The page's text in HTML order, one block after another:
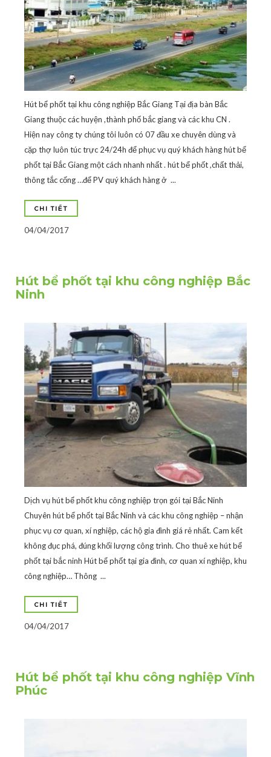
Hút bể phốt tại khu công nghiệp Bắc Giang Tại địa bàn Bắc
Giang thuộc các huyện ,thành phố bắc giang và các khu CN .
Hiện nay công ty chúng tôi luôn có 07 đầu xe chuyên dùng và
cặp thợ luôn túc trực 24/24h để phục vụ quý khách hàng hút bể
phốt tại Bắc Giang một cách nhanh nhất . hút bể phốt ,chất thải,
thông tắc cống …để PV quý khách hàng ở ...
CHI TIẾT
04/04/2017
Hút bể phốt tại khu công nghiệp Bắc
Ninh
Dịch vụ hút bể phốt khu công nghiệp trọn gói tại Bắc Ninh
Chuyên hút bể phốt tại Bắc Ninh và các khu công nghiệp – nhận
phục vụ cơ quan, xí nghiệp, các hộ gia đình giá rẻ nhất. Cam kết
không đục phá, đúng khối lượng công trình. Cho thuê xe hút bể
phốt tại bắc ninh Hút bể phốt tại gia đình, cơ quan xí nghiệp, khu
công nghiệp… Thông ...
CHI TIẾT
04/04/2017
Hút bể phốt tại khu công nghiệp Vĩnh
Phúc